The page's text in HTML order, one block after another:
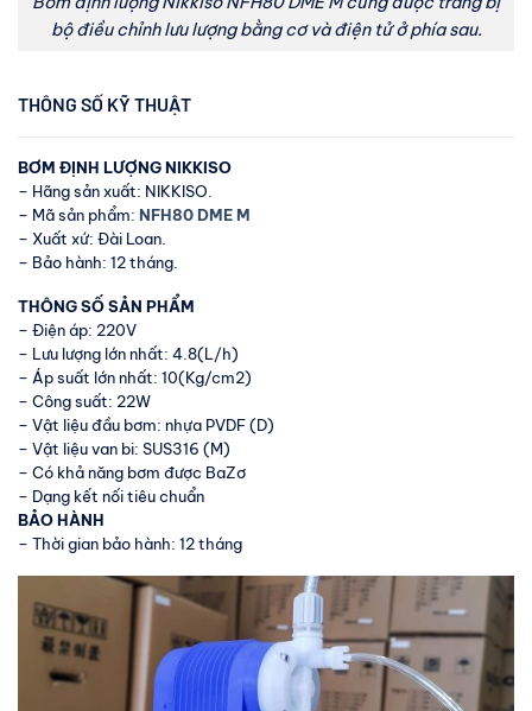
bộ điều chỉnh lưu lượng bằng cơ và điện tử ở phía sau.
THÔNG SỐ KỸ THUẬT
BƠM ĐỊNH LƯỢNG NIKKISO
– Hãng sản xuất: NIKKISO.
– Mã sản phẩm: NFH80 DME M
– Xuất xứ: Đài Loan.
– Bảo hành: 12 tháng.
THÔNG SỐ SẢN PHẨM
– Điện áp: 220V
– Lưu lượng lớn nhất: 4.8(L/h)
– Áp suất lớn nhất: 10(Kg/cm2)
– Công suất: 22W
– Vật liệu đầu bơm: nhựa PVDF (D)
– Vật liệu van bi: SUS316 (M)
– Có khả năng bơm được BaZơ
– Dạng kết nối tiêu chuẩn
BẢO HÀNH
– Thời gian bảo hành: 12 tháng